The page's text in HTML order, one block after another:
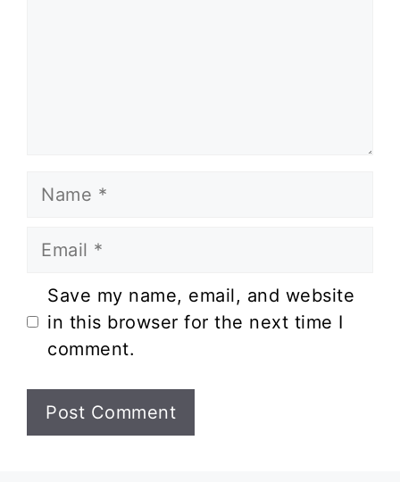
Name
Email
Website
Save my name, email, and website
in this browser for the next time I
comment.